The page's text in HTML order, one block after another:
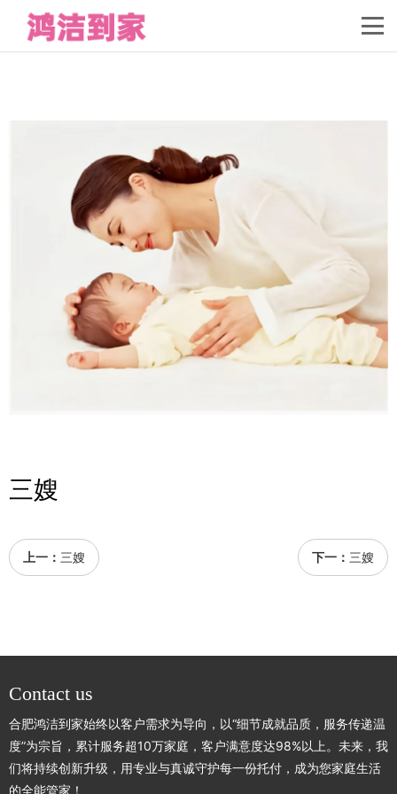
三嫂
上一： 三嫂 下一： 三嫂
Contact us
合肥鸿洁到家始终以客户需求为导向，以“细节成就品质，服务传递温
度”为宗旨，累计服务超10万家庭，客户满意度达98%以上。未来，我
们将持续创新升级，用专业与真诚守护每一份托付，成为您家庭生活
的全能管家！